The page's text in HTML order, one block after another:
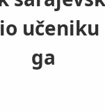
učeniku
ga